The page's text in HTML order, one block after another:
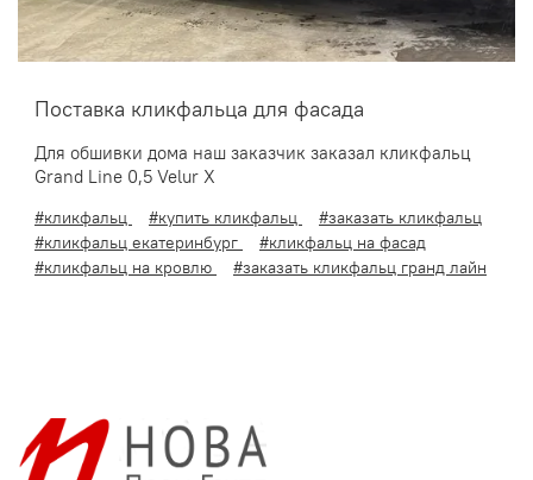
Поставка кликфальца для фасада
Для обшивки дома наш заказчик заказал кликфальц
Grand Line 0,5 Velur X
#кликфальц #купить кликфальц
#заказать кликфальц
#кликфальц екатеринбург
#кликфальц на фасад
#кликфальц на кровлю
#заказать кликфальц гранд лайн